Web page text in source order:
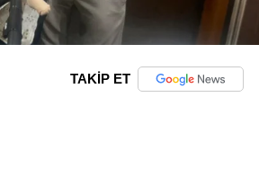
TAKİP ET